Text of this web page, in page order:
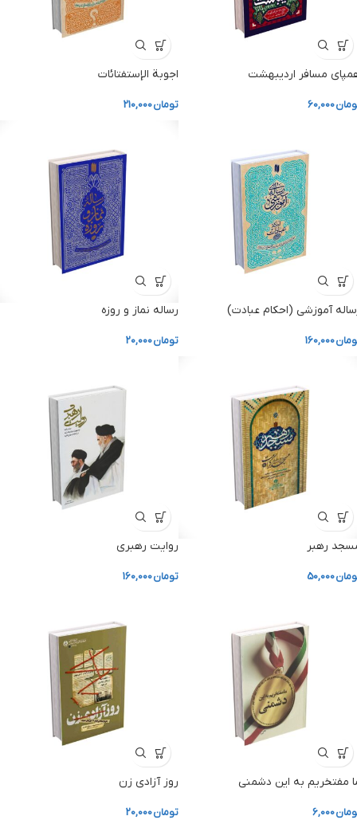
مسافر اردیبهشت
60,000
اجوبة الإستفتائات
210,000تومان
آموزشی (احکام عبادت)
160,000
رساله نماز و روزه
20,000تومان
رهبر
50,000
روایت رهبری
160,000تومان
مفتخریم به این دشمنی
6,000
روز آزادی زن
20,000تومان